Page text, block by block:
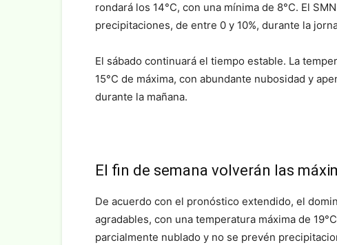
rondará los 14°C, con una mínima de 8°C. El
precipitaciones, de entre 0 y 10%, durante la
El sábado continuará el tiempo estable. La
15°C de máxima, con abundante nubosidad y
durante la mañana.
El fin de semana volverán las
De acuerdo con el pronóstico extendido, el
agradables, con una temperatura máxima de
parcialmente nublado y no se prevén